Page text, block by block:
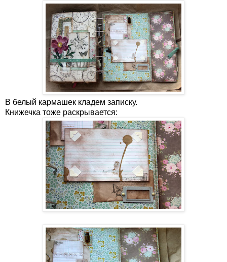
В белый кармашек кладем записку.
Книжечка тоже раскрывается: